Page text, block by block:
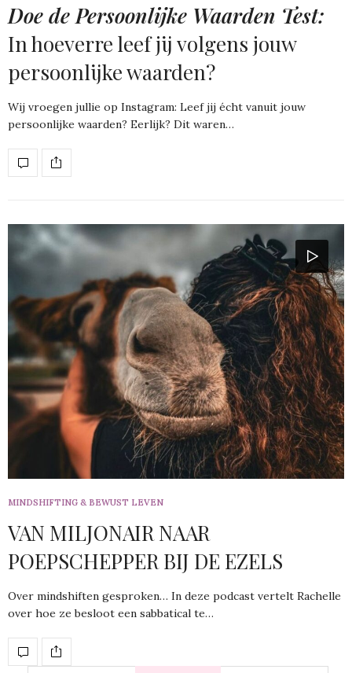
Doe de Persoonlijke Waarden Test:
In hoeverre leef jij volgens jouw
persoonlijke waarden?
Wij vroegen jullie op Instagram: Leef jij écht vanuit jouw
persoonlijke waarden? Eerlijk? Dit waren…
MINDSHIFTING & BEWUST LEVEN
VAN MILJONAIR NAAR
POEPSCHEPPER BIJ DE EZELS
Over mindshiften gesproken… In deze podcast vertelt Rachelle
over hoe ze besloot een sabbatical te…